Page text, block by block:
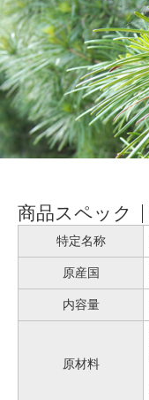
商品スペック
特定名称
原産国
内容量
原材料